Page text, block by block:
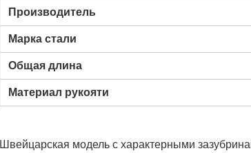
Производитель
Марка стали
Общая длина
Материал рукояти
Швейцарская модель с характерными